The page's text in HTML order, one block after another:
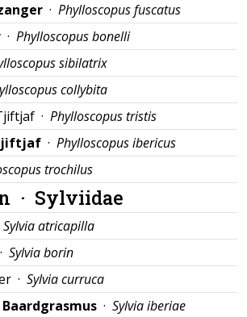
· Phylloscopus fuscatus
· Phylloscopus bonelli
sibilatrix
collybita
· Phylloscopus tristis
· Phylloscopus ibericus
trochilus
· Sylviidae
Sylvia atricapilla
Sylvia borin
· Sylvia curruca
· Sylvia iberiae